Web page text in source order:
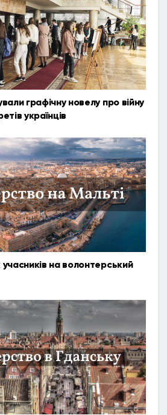
графічну новелу про війну
українців
на волонтерський